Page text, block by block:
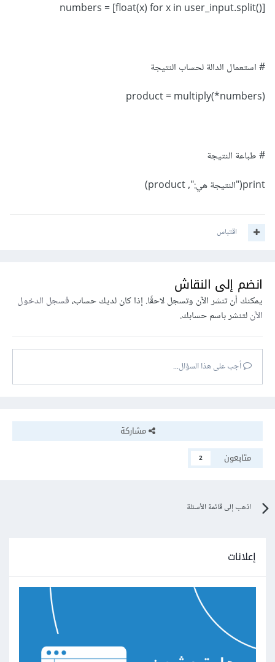
numbers = [float(x) for x in user_input.split()]
# استعمال الدالة لحساب النتيجة
product = multiply(*numbers)
# طباعة النتيجة
print("النتيجة هي:", product)
اقتباس
انضم إلى النقاش
يمكنك أن تنشر الآن وتسجل لاحقًا. إذا كان لديك حساب،فسجل الدخول
الآنلتنشر باسم حسابك.
أجب على هذا السؤال...
مشاركة
متابعون
2
اذهب إلى قائمة الأسئلة
إعلانات